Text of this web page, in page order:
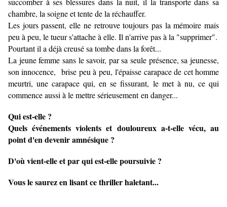
chambre, la soigne et tente de la réchauffer.
Les jours passent, elle ne retrouve toujours pas la mémoire mais
peu à peu, le tueur s'attache à elle. Il n'arrive pas à la "supprimer".
Pourtant il a déjà creusé sa tombe dans la forêt...
La jeune femme sans le savoir, par sa seule présence, sa jeunesse,
son innocence, brise peu à peu, l'épaisse carapace de cet homme
meurtri, une carapace qui, en se fissurant, le met à nu, ce qui
commence aussi à le mettre sérieusement en danger...
Qui est-elle ?
Quels événements violents et douloureux a-t-elle vécu, au
point d'en devenir amnésique ?
D'où vient-elle et par qui est-elle poursuivie ?
Vous le saurez en lisant ce thriller haletant...